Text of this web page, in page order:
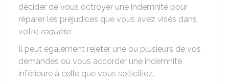
décider de vous octroyer une indemnité pour
réparer les préjudices que vous avez visés dans
votre requête.
Il peut également rejeter une ou plusieurs de vos
demandes ou vous accorder une indemnité
inférieure à celle que vous sollicitiez.